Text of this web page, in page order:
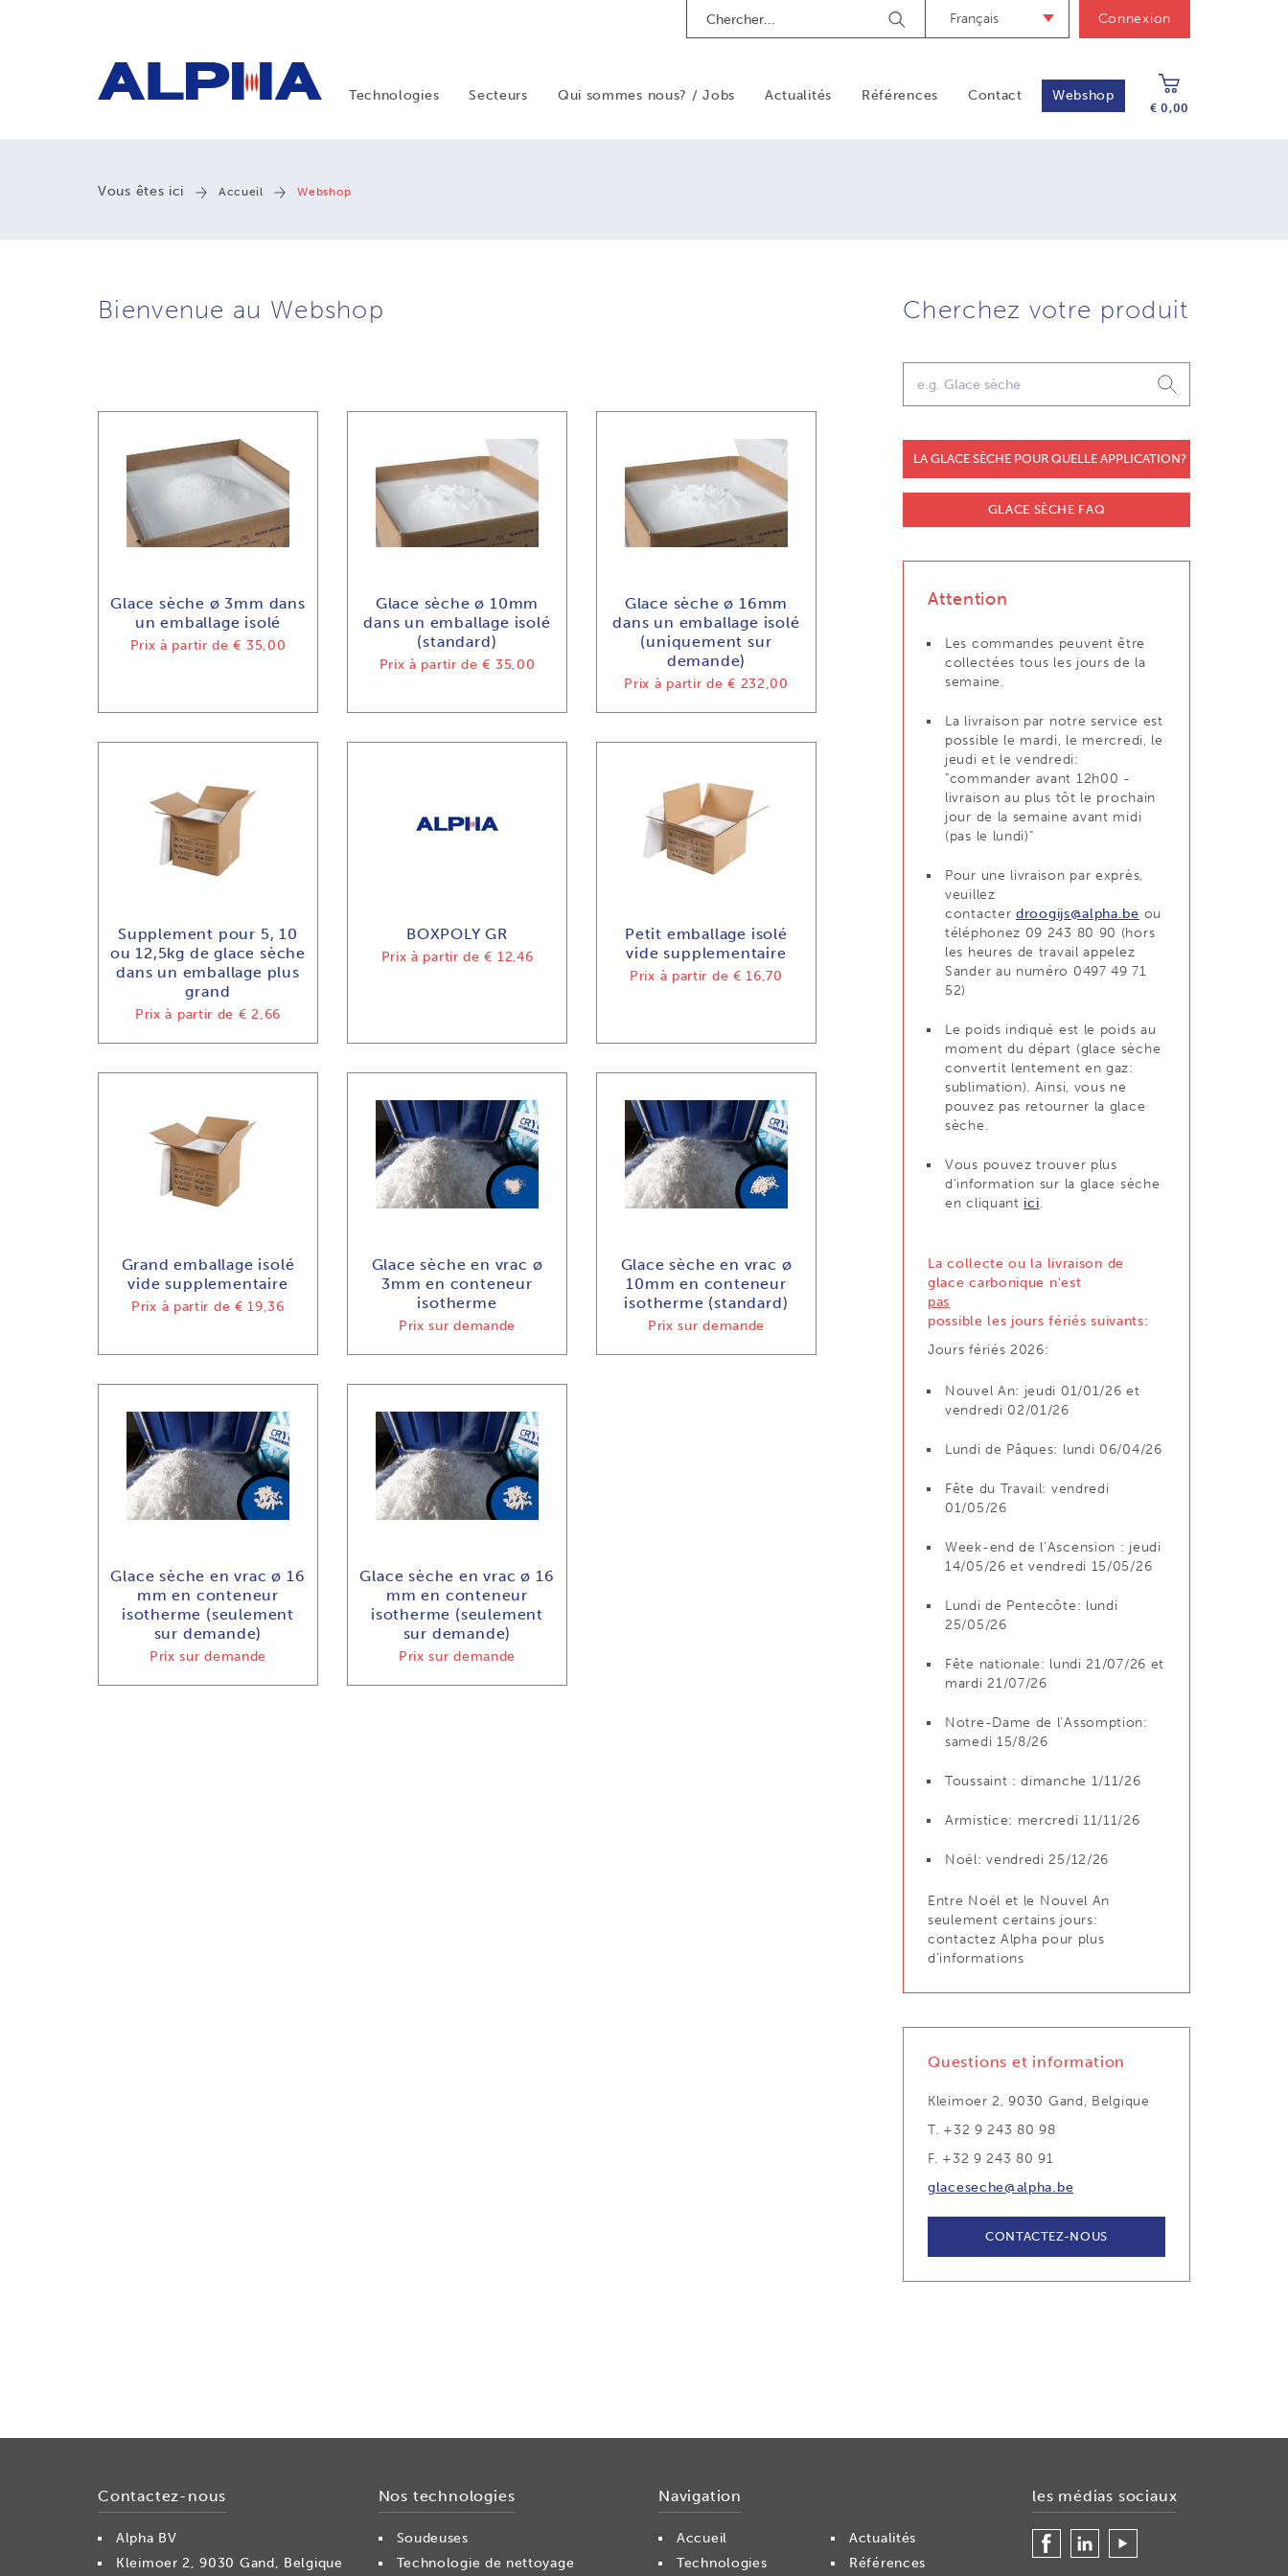
Zoek
Français Connexion
Technologies Secteurs Qui sommes nous? / Jobs Actualités Références Contact Webshop
€ 0,00
Vous êtes ici Accueil Webshop
Bienvenue au Webshop
Glace sèche ø 3mm dans
un emballage isolé
Prix à partir de € 35,00
Glace sèche ø 10mm
dans un emballage isolé
(standard)
Prix à partir de € 35,00
Glace sèche ø 16mm
dans un emballage isolé
(uniquement sur
demande)
Prix à partir de € 232,00
Supplement pour 5, 10
ou 12,5kg de glace sèche
dans un emballage plus
grand
Prix à partir de € 2,66
BOXPOLY GR
Prix à partir de € 12,46
Petit emballage isolé
vide supplementaire
Prix à partir de € 16,70
Grand emballage isolé
vide supplementaire
Prix à partir de € 19,36
Glace sèche en vrac ø
3mm en conteneur
isotherme
Prix sur demande
Glace sèche en vrac ø
10mm en conteneur
isotherme (standard)
Prix sur demande
Glace sèche en vrac ø 16
mm en conteneur
isotherme (seulement
sur demande)
Prix sur demande
Glace sèche en vrac ø 16
mm en conteneur
isotherme (seulement
sur demande)
Prix sur demande
Cherchez votre produit
LA GLACE SÈCHE POUR QUELLE APPLICATION?
GLACE SÈCHE FAQ
Attention
Les commandes peuvent être
collectées tous les jours de la
semaine.
La livraison par notre service est
possible le mardi, le mercredi, le
jeudi et le vendredi:
"commander avant 12h00 -
livraison au plus tôt le prochain
jour de la semaine avant midi
(pas le lundi)"
Pour une livraison par exprès,
veuillez
contacter droogijs@alpha.be ou
téléphonez 09 243 80 90 (hors
les heures de travail appelez
Sander au numéro 0497 49 71
52)
Le poids indiqué est le poids au
moment du départ (glace sèche
convertit lentement en gaz:
sublimation). Ainsi, vous ne
pouvez pas retourner la glace
sèche.
Vous pouvez trouver plus
d'information sur la glace sèche
en cliquant ici.
La collecte ou la livraison de
glace carbonique n'est
pas
possible les jours fériés suivants:
Jours fériés 2026:
Nouvel An: jeudi 01/01/26 et
vendredi 02/01/26
Lundi de Pâques: lundi 06/04/26
Fête du Travail: vendredi
01/05/26
Week-end de l’Ascension : jeudi
14/05/26 et vendredi 15/05/26
Lundi de Pentecôte: lundi
25/05/26
Fête nationale: lundi 21/07/26 et
mardi 21/07/26
Notre-Dame de l’Assomption:
samedi 15/8/26
Toussaint : dimanche 1/11/26
Armistice: mercredi 11/11/26
Noël: vendredi 25/12/26
Entre Noël et le Nouvel An
seulement certains jours:
contactez Alpha pour plus
d’informations
Questions et information
Kleimoer 2, 9030 Gand, Belgique
T. +32 9 243 80 98
F. +32 9 243 80 91
glaceseche@alpha.be
CONTACTEZ-NOUS
Contactez-nous
Alpha BV
Kleimoer 2, 9030 Gand, Belgique
Nos technologies
Soudeuses
Technologie de nettoyage
Navigation
Accueil
Technologies
Actualités
Références
les médias sociaux
FacebookLinkedInYoutube